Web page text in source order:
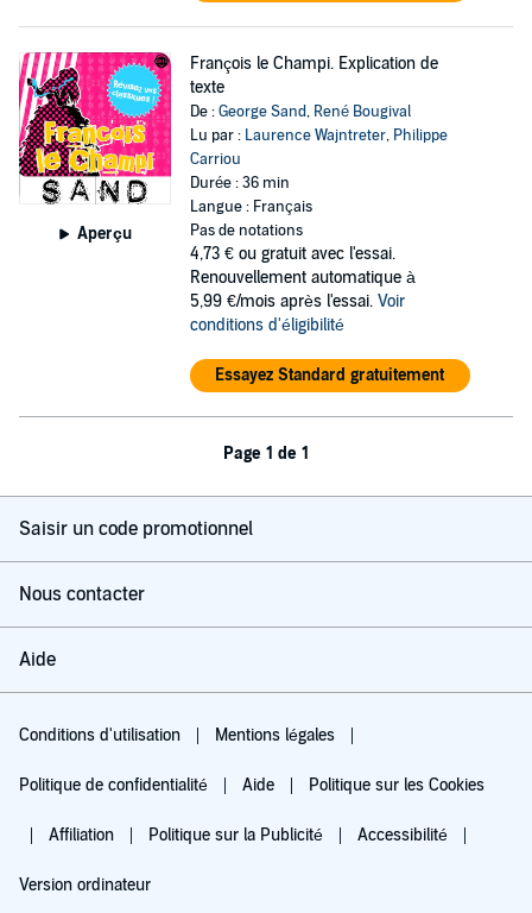
Aperçu
François le Champi. Explication de
texte
De :George Sand, René Bougival
Lu par : Laurence Wajntreter, Philippe
Carriou
Durée : 36 min
Langue : Français
Pas de notations
4,73 € ou gratuit avec l'essai.
Renouvellement automatique à
5,99 €/mois après l'essai. Voir
conditions d'éligibilité
Essayez Standard gratuitement
Page 1 de 1
Saisir un code promotionnel
Nous contacter
Aide
Conditions d'utilisation Mentions légales
Politique de confidentialité Aide Politique sur les Cookies
Affiliation Politique sur la Publicité Accessibilité
Version ordinateur